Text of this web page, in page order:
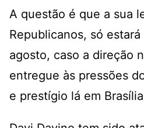
A questão é que a sua
Republicanos, só
agosto, caso a direção
entregue às pressões
e prestígio lá em